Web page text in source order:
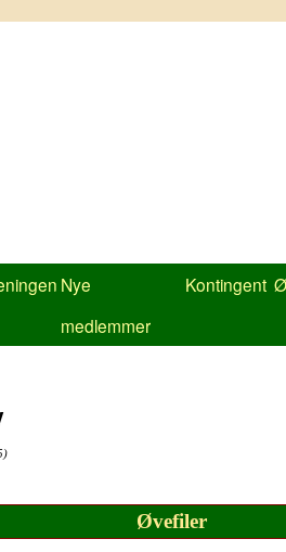
Nye
medlemmer
Kontingent
Øvefiler